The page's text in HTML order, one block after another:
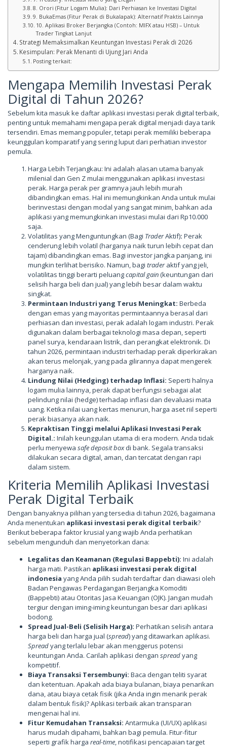
8. Orori (Fitur Logam Mulia): Dari Perhiasan ke Investasi Digital
9. BukaEmas (Fitur Perak di Bukalapak): Alternatif Praktis Lainnya
10. Aplikasi Broker Berjangka (Contoh: MIFX atau HSB) – Untuk
Trader Tingkat Lanjut
Strategi Memaksimalkan Keuntungan Investasi Perak di 2026
Kesimpulan: Perak Menanti di Ujung Jari Anda
Posting terkait:
Mengapa Memilih Investasi Perak
Digital di Tahun 2026?
Sebelum kita masuk ke daftar aplikasi investasi perak digital terbaik,
penting untuk memahami mengapa perak digital menjadi daya tarik
tersendiri. Emas memang populer, tetapi perak memiliki beberapa
keunggulan komparatif yang sering luput dari perhatian investor
pemula.
Harga Lebih Terjangkau: Ini adalah alasan utama banyak
milenial dan Gen Z mulai menggunakan aplikasi investasi
perak. Harga perak per gramnya jauh lebih murah
dibandingkan emas. Hal ini memungkinkan Anda untuk mulai
berinvestasi dengan modal yang sangat minim, bahkan ada
aplikasi yang memungkinkan investasi mulai dari Rp10.000
saja.
Volatilitas yang Menguntungkan (Bagi TraderAktif): Perak
cenderung lebih volatil (harganya naik turun lebih cepat dan
tajam) dibandingkan emas. Bagi investor jangka panjang, ini
mungkin terlihat berisiko. Namun, bagi traderaktif yang jeli,
volatilitas tinggi berarti peluangcapital gain(keuntungan dari
selisih harga beli dan jual) yang lebih besar dalam waktu
singkat.
Permintaan Industri yang Terus Meningkat: Berbeda
dengan emas yang mayoritas permintaannya berasal dari
perhiasan dan investasi, perak adalah logam industri. Perak
digunakan dalam berbagai teknologi masa depan, seperti
panel surya, kendaraan listrik, dan perangkat elektronik. Di
tahun 2026, permintaan industri terhadap perak diperkirakan
akan terus melonjak, yang pada gilirannya dapat mengerek
harganya naik.
Lindung Nilai (Hedging) terhadap Inflasi: Seperti halnya
logam mulia lainnya, perak dapat berfungsi sebagai alat
pelindung nilai (hedge) terhadap inflasi dan devaluasi mata
uang. Ketika nilai uang kertas menurun, harga aset riil seperti
perak biasanya akan naik.
Kepraktisan Tinggi melalui Aplikasi Investasi Perak
Digital.: Inilah keunggulan utama di era modern. Anda tidak
perlu menyewa safe deposit boxdi bank. Segala transaksi
dilakukan secara digital, aman, dan tercatat dengan rapi
dalam sistem.
Kriteria Memilih Aplikasi Investasi
Perak Digital Terbaik
Dengan banyaknya pilihan yang tersedia di tahun 2026, bagaimana
Anda menentukan aplikasi investasi perak digital terbaik?
Berikut beberapa faktor krusial yang wajib Anda perhatikan
sebelum mengunduh dan menyetorkan dana:
Legalitas dan Keamanan (Regulasi Bappebti): Ini adalah
harga mati. Pastikan aplikasi investasi perak digital
indonesia yang Anda pilih sudah terdaftar dan diawasi oleh
Badan Pengawas Perdagangan Berjangka Komoditi
(Bappebti) atau Otoritas Jasa Keuangan (OJK). Jangan mudah
tergiur dengan iming-iming keuntungan besar dari aplikasi
bodong.
Spread Jual-Beli (Selisih Harga): Perhatikan selisih antara
harga beli dan harga jual (spread) yang ditawarkan aplikasi.
Spreadyang terlalu lebar akan menggerus potensi
keuntungan Anda. Carilah aplikasi dengan spreadyang
kompetitif.
Biaya Transaksi Tersembunyi: Baca dengan teliti syarat
dan ketentuan. Apakah ada biaya bulanan, biaya penarikan
dana, atau biaya cetak fisik (jika Anda ingin menarik perak
dalam bentuk fisik)? Aplikasi terbaik akan transparan
mengenai hal ini.
Fitur Kemudahan Transaksi: Antarmuka (UI/UX) aplikasi
harus mudah dipahami, bahkan bagi pemula. Fitur-fitur
seperti grafik harga real-time, notifikasi pencapaian target